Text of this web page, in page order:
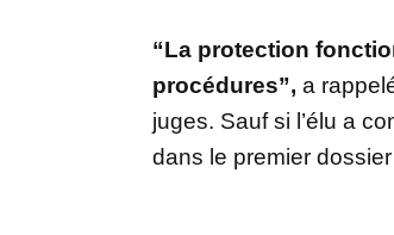
“La protection
procédures”, a
juges. Sauf si l’élu a
dans le premier